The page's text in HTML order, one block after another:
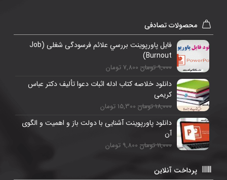
محصولات تصادفی
فایل پاورپوینت بررسي علائم فرسودگی شغلی (Job
Burnout)
9,000 تومان 7,800 تومان
دانلود خلاصه کتاب ادله اثبات دعوا تأليف دکتر عباس
کریمی
18,000 تومان 15,300 تومان
دانلود پاورپوینت آشنایی با دولت باز و اهمیت و الگوی
آن
11,000 تومان 9,800 تومان
پرداخت آنلاین